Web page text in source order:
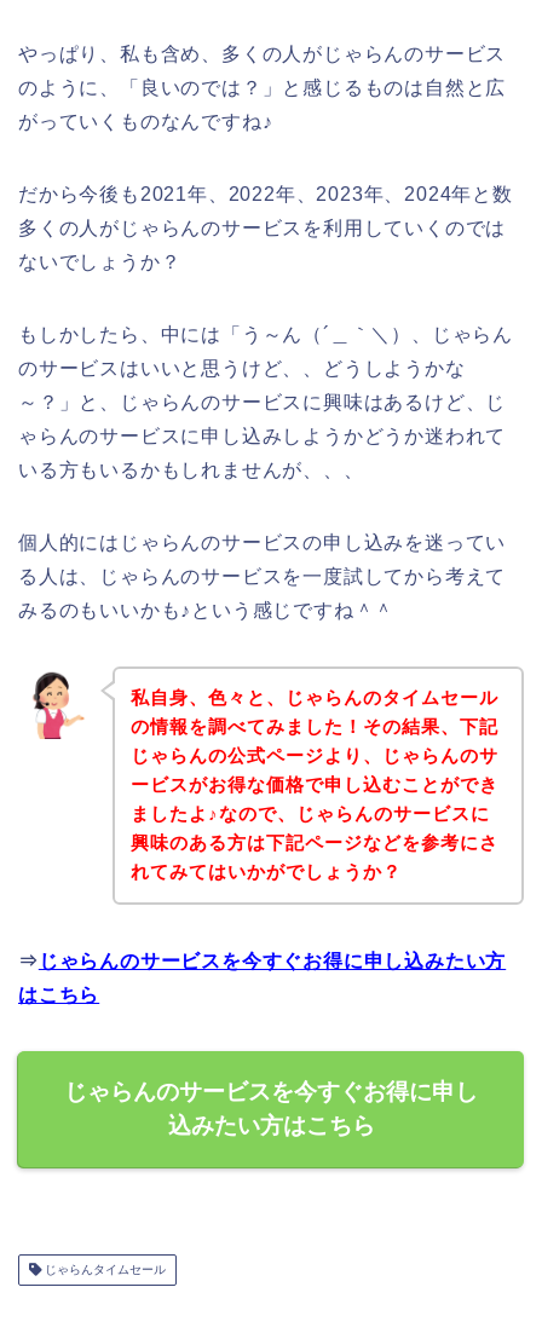
やっぱり、私も含め、多くの人がじゃらんのサービス
のように、「良いのでは？」と感じるものは自然と広
がっていくものなんですね♪
だから今後も2021年、2022年、2023年、2024年と数
多くの人がじゃらんのサービスを利用していくのでは
ないでしょうか？
もしかしたら、中には「う～ん（´＿｀＼）、じゃらん
のサービスはいいと思うけど、、どうしようかな
～？」と、じゃらんのサービスに興味はあるけど、じ
ゃらんのサービスに申し込みしようかどうか迷われて
いる方もいるかもしれませんが、、、
個人的にはじゃらんのサービスの申し込みを迷ってい
る人は、じゃらんのサービスを一度試してから考えて
みるのもいいかも♪という感じですね＾＾
私自身、色々と、じゃらんのタイムセール
の情報を調べてみました！その結果、下記
じゃらんの公式ページより、じゃらんのサ
ービスがお得な価格で申し込むことができ
ましたよ♪なので、じゃらんのサービスに
興味のある方は下記ページなどを参考にさ
れてみてはいかがでしょうか？
⇒ じゃらんのサービスを今すぐお得に申し込みたい方
はこちら
じゃらんのサービスを今すぐお得に申し
込みたい方はこちら
じゃらんタイムセール